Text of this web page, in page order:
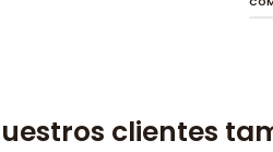
clientes